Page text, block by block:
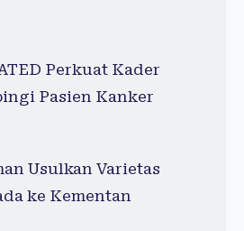
Perkuat Kader
Pasien Kanker
Usulkan Varietas
ke Kementan